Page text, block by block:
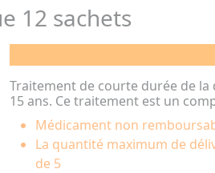
12 sachets
Traitement de courte durée de
15 ans. Ce traitement est un
Médicament non
La quantité maximum de
de 5